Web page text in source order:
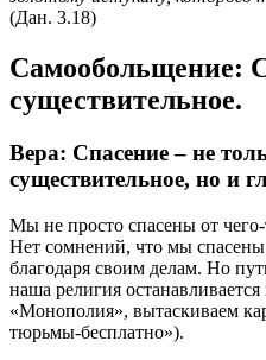
(Дан. 3.18)
Самообольщение:
существительное.
Вера: Спасение – не
существительное, но и
Мы не просто спасены от
Нет сомнений, что мы
благодаря своим делам. Но
наша религия
«Монополия», вытаскиваем
тюрьмы-бесплатно»).